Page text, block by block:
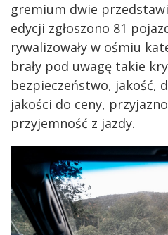
gremium dwie
edycji zgłoszono 81
rywalizowały w ośmiu
brały pod uwagę takie
bezpieczeństwo, jakość,
jakości do ceny,
przyjemność z jazdy.